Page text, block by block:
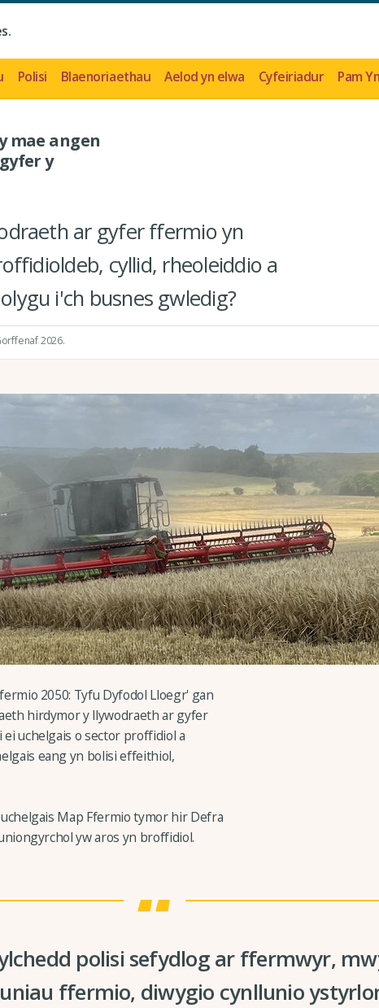
Polisi Blaenoriaethau Aelod yn elwa Cyfeiriadur Pam
mae angen
y
ar gyfer ffermio yn
cyllid, rheoleiddio a
i'ch busnes gwledig?
2026.
2050: Tyfu Dyfodol Lloegr' gan
hirdymor y llywodraeth ar gyfer
uchelgais o sector proffidiol a
eang yn bolisi effeithiol,
uchelgais Map Ffermio tymor hir Defra
yw aros yn broffidiol.
polisi sefydlog ar ffermwyr,
ffermio, diwygio cynllunio